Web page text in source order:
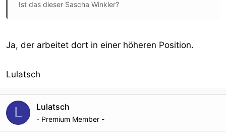
Ist das dieser Sascha Winkler?
Ja, der arbeitet dort in einer höheren Position.
Lulatsch
L Lulatsch
- Premium Member -